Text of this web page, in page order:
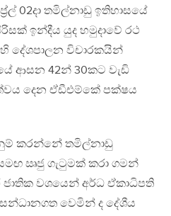
02දා තමිල්නාඩු ඉතිහාසයේ
ඉන්දීය යුද හමුදාවේ රථ
දේශපාලන විචාරකයින්
ආසන 42න් 30කට වැඩි
දෙන ඒඩීඑම්කේ පක්ෂය
කරන්නේ තමිල්නාඩු
ඍජු ගැටුමක් කරා ගමන්
වශයෙන් අර්ධ ඒකාධිපති
වෙමින් ද දේශීය